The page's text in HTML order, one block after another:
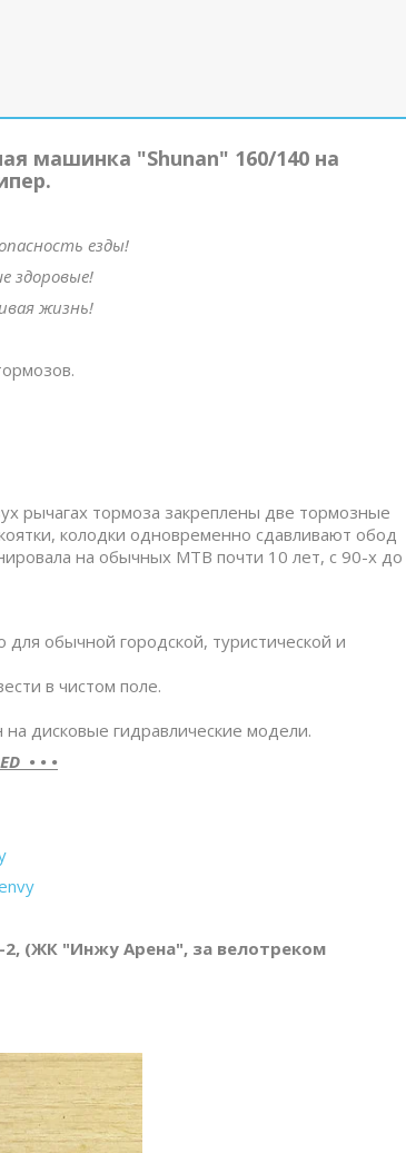
машинка "Shunan" 160/140 на
езды!
здоровые!
жизнь!
рычагах тормоза закреплены две тормозные
колодки одновременно сдавливают обод
на обычных MTB почти 10 лет, с 90-х до
обычной городской, туристической и
в чистом поле.
дисковые гидравлические модели.
• • •
2, (ЖК "Инжу Арена", за велотреком